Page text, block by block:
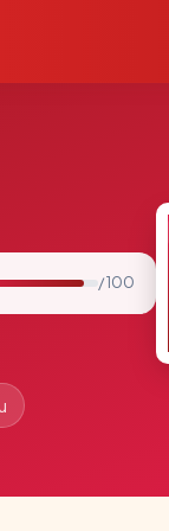
/ 100